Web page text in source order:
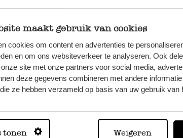
maakt gebruik van cookies
cookies om content en advertenties te
en om ons websiteverkeer te analyseren. Ook
site met onze partners voor social media,
deze gegevens combineren met andere
ze hebben verzameld op basis van uw gebruik van
tonen Weigeren
veuillez